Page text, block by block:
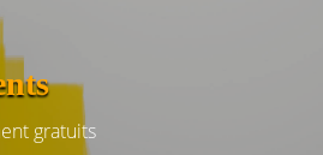
gratuits